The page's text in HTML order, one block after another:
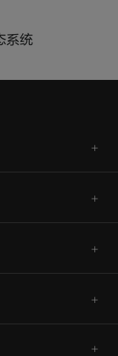
系统